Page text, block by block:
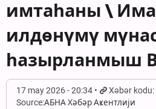
имтаһаны \
илдөнүмү
һазырланмыш
17 may 2026 - 20:34
Xəbər
Source:АБНА Хәбәр Аҝентлији